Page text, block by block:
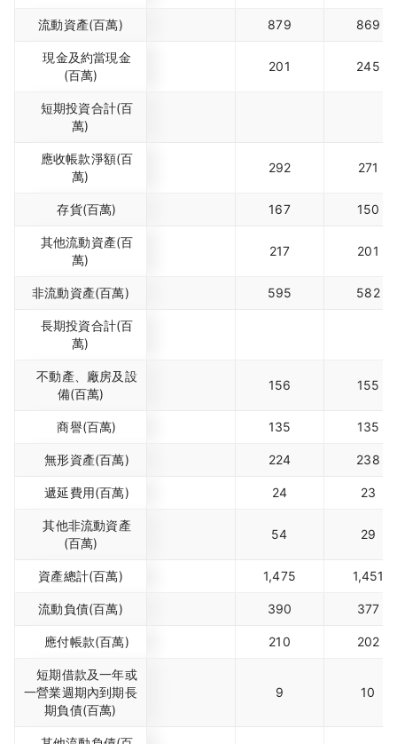
流動資產(百萬) 879 869
現金及約當現金
(百萬)
201 245
短期投資合計(百
萬)
應收帳款淨額(百
萬)
292 271
存貨(百萬) 167 150
其他流動資產(百
萬)
217 201
非流動資產(百萬) 595 582
長期投資合計(百
萬)
不動產、廠房及設
備(百萬)
156 155
商譽(百萬) 135 135
無形資產(百萬) 224 238
遞延費用(百萬) 24 23
其他非流動資產
(百萬)
54 29
資產總計(百萬) 1,475 1,451
流動負債(百萬) 390 377
應付帳款(百萬) 210 202
短期借款及一年或
一營業週期內到期長
期負債(百萬)
9 10